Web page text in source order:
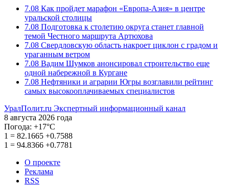
7.08 Как пройдет марафон «Европа-Азия» в центре
уральской столицы
7.08 Подготовка к столетию округа станет главной
темой Честного маршрута Артюхова
7.08 Свердловскую область накроет циклон с градом и
ураганным ветром
7.08 Вадим Шумков анонсировал строительство еще
одной набережной в Кургане
7.08 Нефтяники и аграрии Югры возглавили рейтинг
самых высокооплачиваемых специалистов
УралПолит.ru Экспертный информационный канал
8 августа 2026 года
Погода: +17°С
1 = 82.1665 +0.7588
1 = 94.8366 +0.7781
О проекте
Реклама
RSS